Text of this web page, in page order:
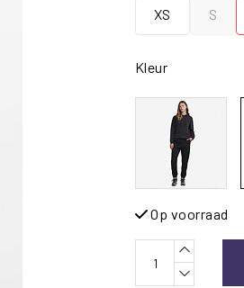
XS S
Kleur
Op voorraad